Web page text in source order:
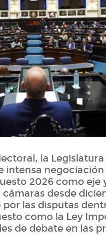
la
intensa
2026 como eje
desde
las disputas
como la Ley
de debate en las